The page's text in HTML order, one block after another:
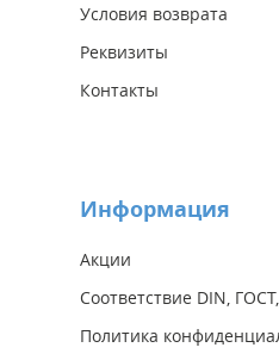
Условия возврата
Реквизиты
Контакты
Информация
Акции
Соответствие DIN,
Политика